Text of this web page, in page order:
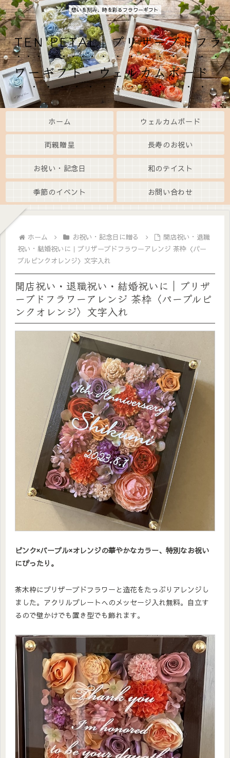
想いを刻み、時を彩るフラワーギフト
TEN PETAL｜プリザーブドフラ
ワーギフト・ウェルカムボード
ホーム ウェルカムボード
両親贈呈 長寿のお祝い
お祝い・記念日 和のテイスト
季節のイベント お問い合わせ
ホーム お祝い・記念日に贈る
開店祝い・退職
祝い・結婚祝いに｜プリザーブドフラワーアレンジ 茶枠〈パー
プルピンクオレンジ〉文字入れ
開店祝い・退職祝い・結婚祝いに｜プリザ
ーブドフラワーアレンジ 茶枠〈パープルピ
ンクオレンジ〉文字入れ
ピンク×パープル×オレンジの華やかなカラー、特別なお祝い
にぴったり。
茶木枠にプリザーブドフラワーと造花をたっぷりアレンジし
ました。アクリルプレートへのメッセージ入れ無料。自立す
るので壁かけでも置き型でも飾れます。